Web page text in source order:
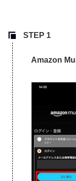
Amazon